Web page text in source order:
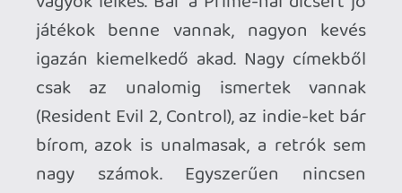
tartalmaznak Luna app-ot, ami rendkívül
kényelmes módja a játszásnak.
Kontrollerből is szinte mindent támogat
(én természetesen Stadiával toltam), még
mindig vonzó a dedikált Luna-kontroller,
de azért túl drága játékszer. Többnyire
1080p-ben megy a stream, casual
használatra megfelelő.